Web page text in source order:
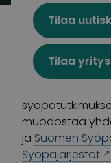
Tilaa
Tilaa
Suomalaisin
tukee
läheisiään
kenenkään ei
muodostaa
ja Suomen
Syöpäjärjestöt